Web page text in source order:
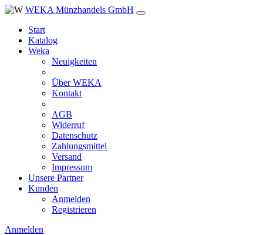
WEKA Münzhandels GmbH
Start
Katalog
Weka
Neuigkeiten
Über WEKA
Kontakt
AGB
Widerruf
Datenschutz
Zahlungsmittel
Versand
Impressum
Unsere Partner
Kunden
Anmelden
Registrieren
Anmelden